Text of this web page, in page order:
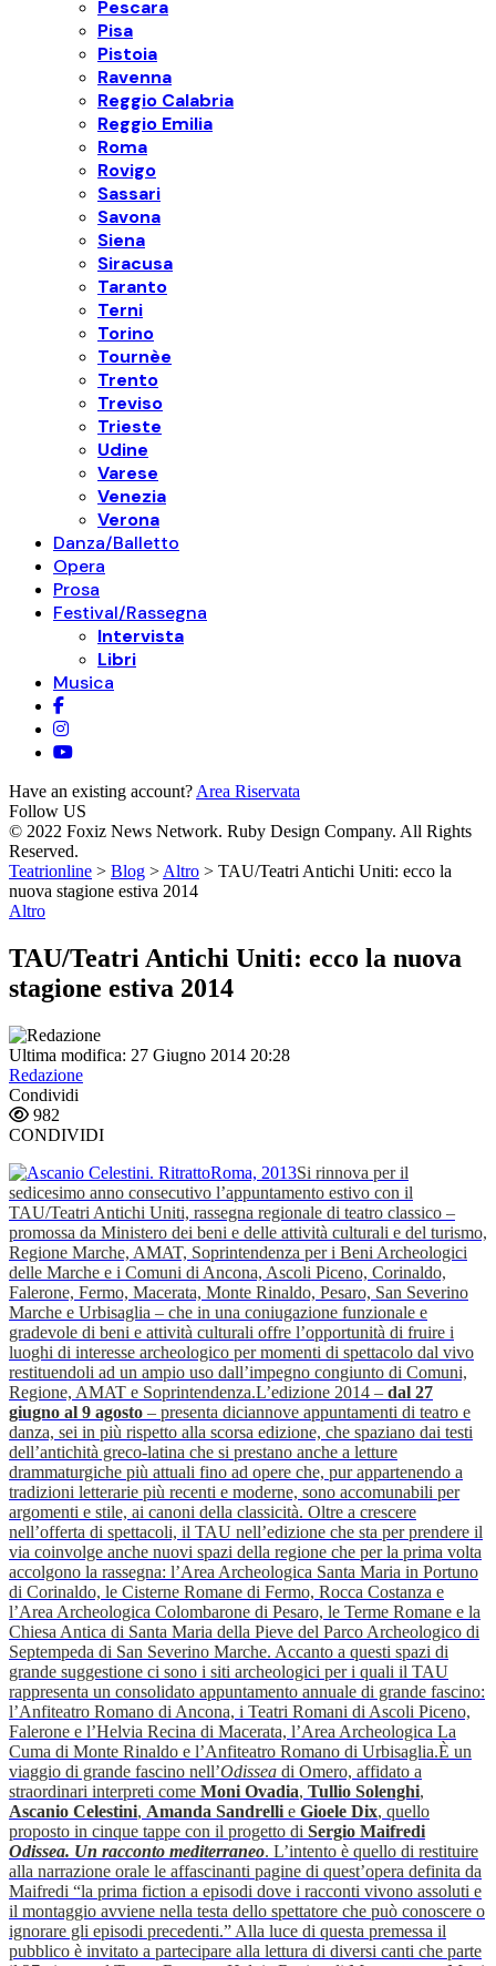
Pescara
Pisa
Pistoia
Ravenna
Reggio Calabria
Reggio Emilia
Roma
Rovigo
Sassari
Savona
Siena
Siracusa
Taranto
Terni
Torino
Tournèe
Trento
Treviso
Trieste
Udine
Varese
Venezia
Verona
Danza/Balletto
Opera
Prosa
Festival/Rassegna
Intervista
Libri
Musica
Have an existing account? Area Riservata
Follow US
© 2022 Foxiz News Network. Ruby Design Company. All Rights
Reserved.
Teatrionline > Blog > Altro > TAU/Teatri Antichi Uniti: ecco la
nuova stagione estiva 2014
Altro
TAU/Teatri Antichi Uniti: ecco la nuova
stagione estiva 2014
Ultima modifica: 27 Giugno 2014 20:28
Redazione
Condividi
982
CONDIVIDI
Si rinnova per il
sedicesimo anno consecutivo l’appuntamento estivo con il
TAU/Teatri Antichi Uniti, rassegna regionale di teatro classico –
promossa da Ministero dei beni e delle attività culturali e del turismo,
Regione Marche, AMAT, Soprintendenza per i Beni Archeologici
delle Marche e i Comuni di Ancona, Ascoli Piceno, Corinaldo,
Falerone, Fermo, Macerata, Monte Rinaldo, Pesaro, San Severino
Marche e Urbisaglia – che in una coniugazione funzionale e
gradevole di beni e attività culturali offre l’opportunità di fruire i
luoghi di interesse archeologico per momenti di spettacolo dal vivo
restituendoli ad un ampio uso dall’impegno congiunto di Comuni,
Regione, AMAT e Soprintendenza.L’edizione 2014 – dal 27
giugno al 9 agosto – presenta diciannove appuntamenti di teatro e
danza, sei in più rispetto alla scorsa edizione, che spaziano dai testi
dell’antichità greco-latina che si prestano anche a letture
drammaturgiche più attuali fino ad opere che, pur appartenendo a
tradizioni letterarie più recenti e moderne, sono accomunabili per
argomenti e stile, ai canoni della classicità. Oltre a crescere
nell’offerta di spettacoli, il TAU nell’edizione che sta per prendere il
via coinvolge anche nuovi spazi della regione che per la prima volta
accolgono la rassegna: l’Area Archeologica Santa Maria in Portuno
di Corinaldo, le Cisterne Romane di Fermo, Rocca Costanza e
l’Area Archeologica Colombarone di Pesaro, le Terme Romane e la
Chiesa Antica di Santa Maria della Pieve del Parco Archeologico di
Septempeda di San Severino Marche. Accanto a questi spazi di
grande suggestione ci sono i siti archeologici per i quali il TAU
rappresenta un consolidato appuntamento annuale di grande fascino:
l’Anfiteatro Romano di Ancona, i Teatri Romani di Ascoli Piceno,
Falerone e l’Helvia Recina di Macerata, l’Area Archeologica La
Cuma di Monte Rinaldo e l’Anfiteatro Romano di Urbisaglia.È un
viaggio di grande fascino nell’Odissea di Omero, affidato a
straordinari interpreti come Moni Ovadia, Tullio Solenghi,
Ascanio Celestini, Amanda Sandrelli e Gioele Dix, quello
proposto in cinque tappe con il progetto di Sergio Maifredi
Odissea. Un racconto mediterraneo. L’intento è quello di restituire
alla narrazione orale le affascinanti pagine di quest’opera definita da
Maifredi “la prima fiction a episodi dove i racconti vivono assoluti e
il montaggio avviene nella testa dello spettatore che può conoscere o
ignorare gli episodi precedenti.” Alla luce di questa premessa il
pubblico è invitato a partecipare alla lettura di diversi canti che parte